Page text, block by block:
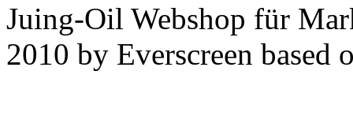
Juing-Oil Webshop für
2010 by Everscreen